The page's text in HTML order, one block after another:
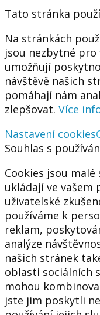
Tato stránka
Na stránkách
jsou nezbytné
umožňují
návštěvě našich
pomáhají nám
zlepšovat. Více
Nastavení cookies
Souhlas s
Cookies jsou
ukládají ve vašem
uživatelské
používáme k
reklam,
analýze
našich stránek
oblasti sociálních
mohou
jste jim poskytli